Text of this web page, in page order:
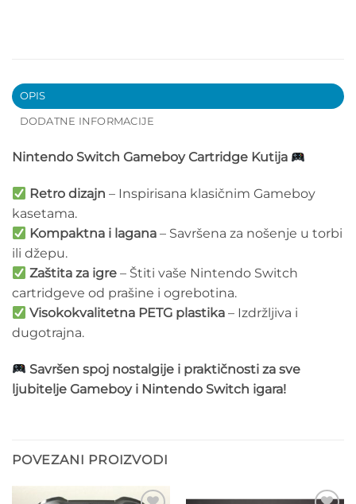
OPIS
DODATNE INFORMACIJE
Nintendo Switch Gameboy Cartridge Kutija
Retro dizajn – Inspirisana klasičnim Gameboy
kasetama.
Kompaktna i lagana – Savršena za nošenje u torbi
ili džepu.
Zaštita za igre – Štiti vaše Nintendo Switch
cartridgeve od prašine i ogrebotina.
Visokokvalitetna PETG plastika – Izdržljiva i
dugotrajna.
Savršen spoj nostalgije i praktičnosti za sve
ljubitelje Gameboy i Nintendo Switch igara!
POVEZANI PROIZVODI